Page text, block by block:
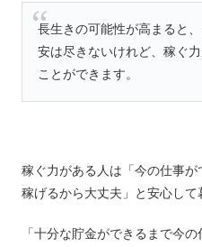
長生きの可能性が高まると
安は尽きないけれど、稼ぐ
ことができます。
稼ぐ力がある人は「今の仕事
稼げるから大丈夫」と安心して
「十分な貯金ができるまで今